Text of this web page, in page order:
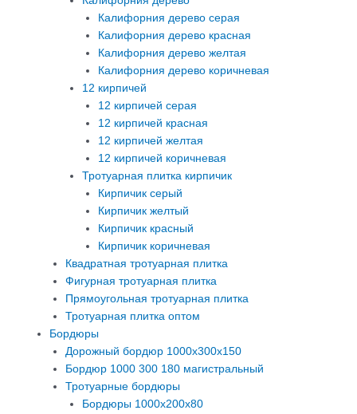
Калифорния дерево серая
Калифорния дерево красная
Калифорния дерево желтая
Калифорния дерево коричневая
12 кирпичей
12 кирпичей серая
12 кирпичей красная
12 кирпичей желтая
12 кирпичей коричневая
Тротуарная плитка кирпичик
Кирпичик серый
Кирпичик желтый
Кирпичик красный
Кирпичик коричневая
Квадратная тротуарная плитка
Фигурная тротуарная плитка
Прямоугольная тротуарная плитка
Тротуарная плитка оптом
Бордюры
Дорожный бордюр 1000х300х150
Бордюр 1000 300 180 магистральный
Тротуарные бордюры
Бордюры 1000х200х80